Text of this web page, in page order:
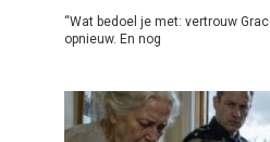
“Wat bedoel je met: vertrouw
opnieuw. En nog